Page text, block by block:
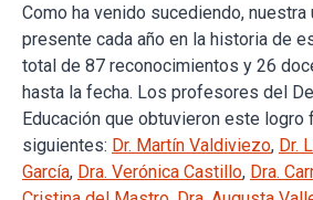
Como ha venido sucediendo, nuestra
presente cada año en la historia de
total de 87 reconocimientos y 26
hasta la fecha. Los profesores del
Educación que obtuvieron este logro
siguientes: Dr. Martín Valdiviezo, Dr.
García, Dra. Verónica Castillo, Dra.